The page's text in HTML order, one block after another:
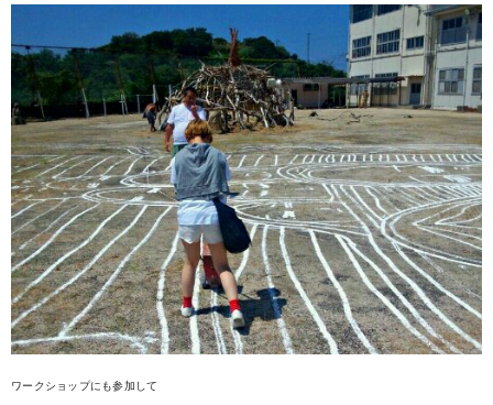
ワークショップにも参加して